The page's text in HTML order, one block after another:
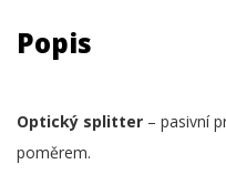
Popis
Optický splitter – pasivní
poměrem.